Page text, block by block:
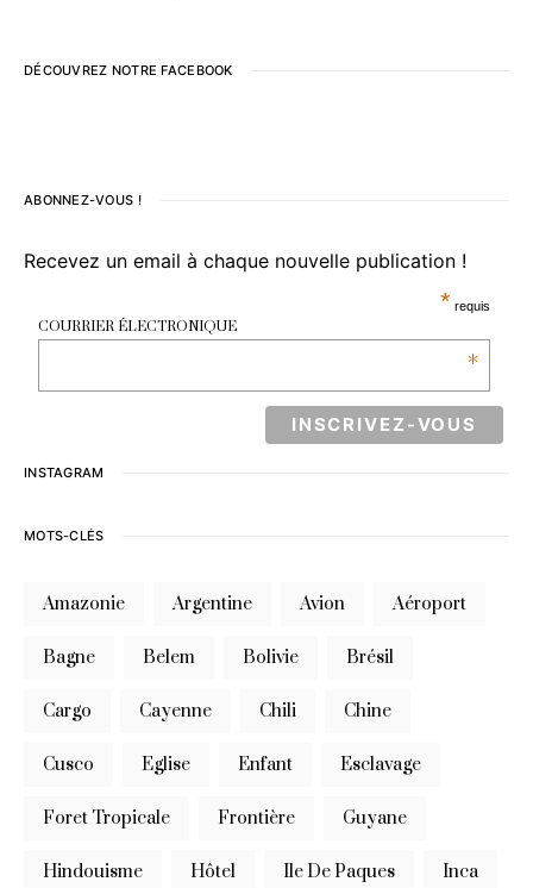
DÉCOUVREZ NOTRE FACEBOOK
ABONNEZ-VOUS !
Recevez un email à chaque nouvelle publication !
* requis
COURRIER ÉLECTRONIQUE
*
INSTAGRAM
MOTS-CLÉS
Amazonie Argentine Avion Aéroport
Bagne Belem Bolivie Brésil
Cargo Cayenne Chili Chine
Cusco Eglise Enfant Esclavage
Foret Tropicale Frontière Guyane
Hindouisme Hôtel Ile De Paques Inca